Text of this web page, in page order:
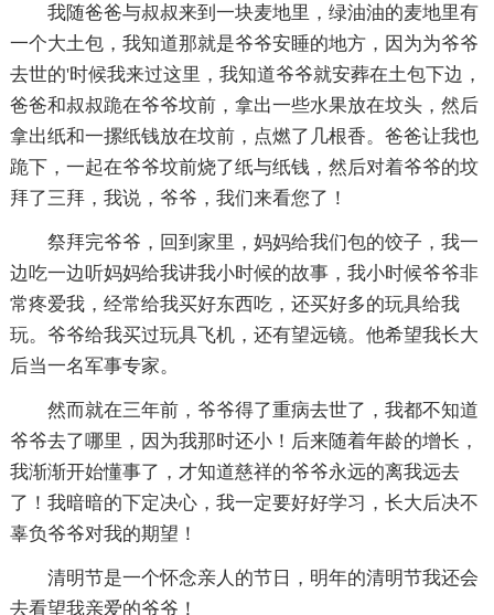
我随爸爸与叔叔来到一块麦地里，绿油油的麦地里有
一个大土包，我知道那就是爷爷安睡的地方，因为为爷爷
去世的'时候我来过这里，我知道爷爷就安葬在土包下边，
爸爸和叔叔跪在爷爷坟前，拿出一些水果放在坟头，然后
拿出纸和一摞纸钱放在坟前，点燃了几根香。爸爸让我也
跪下，一起在爷爷坟前烧了纸与纸钱，然后对着爷爷的坟
拜了三拜，我说，爷爷，我们来看您了！
祭拜完爷爷，回到家里，妈妈给我们包的饺子，我一
边吃一边听妈妈给我讲我小时候的故事，我小时候爷爷非
常疼爱我，经常给我买好东西吃，还买好多的玩具给我
玩。爷爷给我买过玩具飞机，还有望远镜。他希望我长大
后当一名军事专家。
然而就在三年前，爷爷得了重病去世了，我都不知道
爷爷去了哪里，因为我那时还小！后来随着年龄的增长，
我渐渐开始懂事了，才知道慈祥的爷爷永远的离我远去
了！我暗暗的下定决心，我一定要好好学习，长大后决不
辜负爷爷对我的期望！
清明节是一个怀念亲人的节日，明年的清明节我还会
去看望我亲爱的爷爷！